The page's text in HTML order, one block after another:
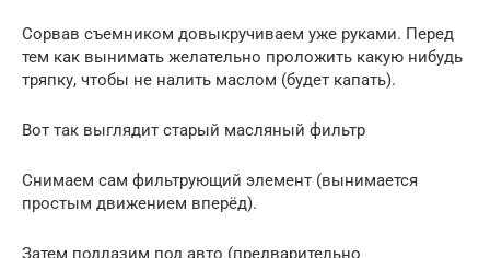
Сорвав съемником довыкручиваем уже руками. Перед
тем как вынимать желательно проложить какую нибудь
тряпку, чтобы не налить маслом (будет капать).
Вот так выглядит старый масляный фильтр
Снимаем сам фильтрующий элемент (вынимается
простым движением вперёд).
Затем подлазим под авто (предварительно